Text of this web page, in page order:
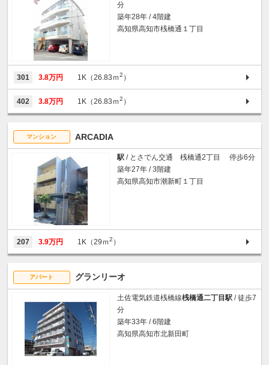
分
築年28年 / 4階建
高知県高知市桟橋通１丁目
301 3.8万円 1K（26.83ｍ2 ）
402 3.8万円 1K（26.83ｍ2 ）
マンション ARCADIA
駅 / とさでん交通 桟橋通2丁目 停歩6分
築年27年 / 3階建
高知県高知市潮新町１丁目
207 3.9万円 1K（29ｍ2 ）
アパート グランリーオ
土佐電気鉄道桟橋線桟橋通二丁目駅 / 徒歩7
分
築年33年 / 6階建
高知県高知市北新田町